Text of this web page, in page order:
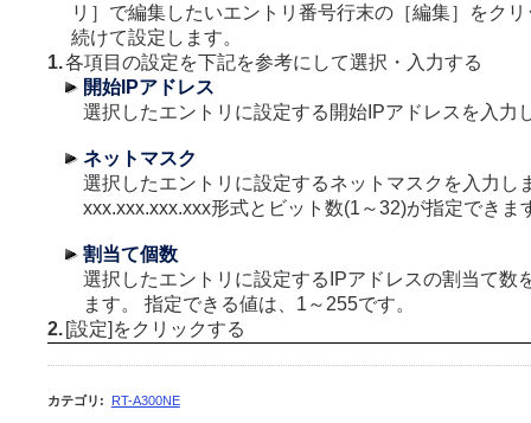
リ］で編集したいエントリ番号行末の［編集］をク
続けて設定します。
1.各項目の設定を下記を参考にして選択・入力する
開始IPアドレス
選択したエントリに設定する開始IPアドレスを入力
ネットマスク
選択したエントリに設定するネットマスクを入力し
xxx.xxx.xxx.xxx形式とビット数(1～32)が指定できま
割当て個数
選択したエントリに設定するIPアドレスの割当て数
ます。 指定できる値は、1～255です。
2. [設定]をクリックする
カテゴリ : RT-A300NE